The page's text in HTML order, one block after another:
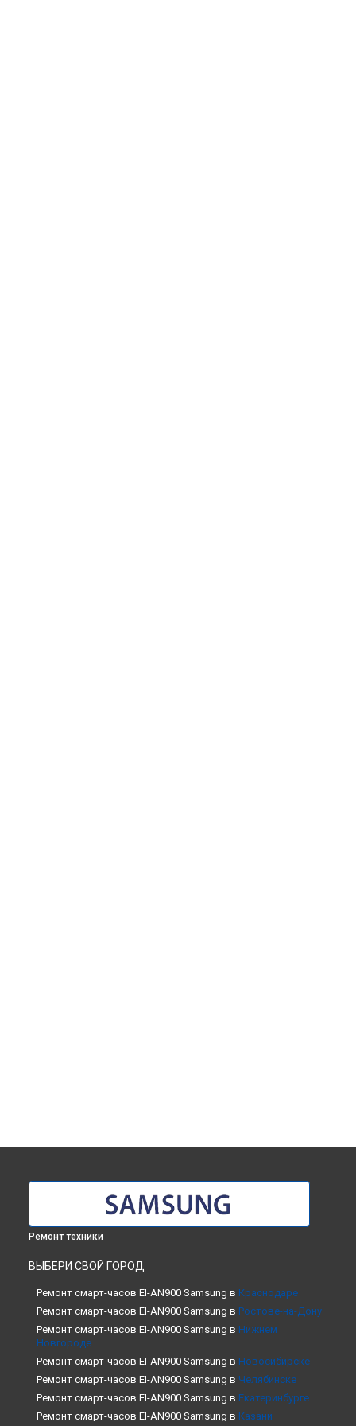
Ремонт техники
ВЫБЕРИ СВОЙ ГОРОД
Ремонт смарт-часов EI-AN900 Samsung в Краснодаре
Ремонт смарт-часов EI-AN900 Samsung в Ростове-на-Дону
Ремонт смарт-часов EI-AN900 Samsung в Нижнем
Новгороде
Ремонт смарт-часов EI-AN900 Samsung в Новосибирске
Ремонт смарт-часов EI-AN900 Samsung в Челябинске
Ремонт смарт-часов EI-AN900 Samsung в Екатеринбурге
Ремонт смарт-часов EI-AN900 Samsung в Казани